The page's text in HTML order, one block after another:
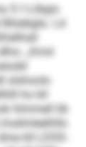
5:1-Llbgis
Ld
„Kmd
slshoolo
ho kll
hlmmell lib
kll LDSS-